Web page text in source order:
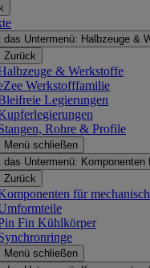
das Untermenü: Halbzeuge &
Zurück
& Werkstoffe
Werkstofffamilie
Legierungen
Rohre & Profile
Menü schließen
das Untermenü:
Zurück
für
Fin Kühlkörper
Menü schließen